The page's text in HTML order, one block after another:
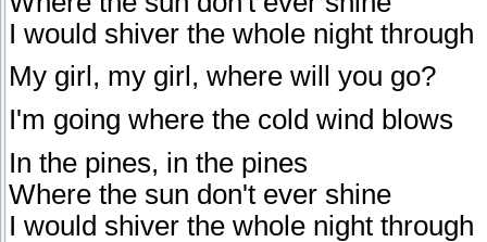
I would shiver the whole night through
My girl, my girl, where will you go?
I'm going where the cold wind blows
In the pines, in the pines
Where the sun don't ever shine
I would shiver the whole night through